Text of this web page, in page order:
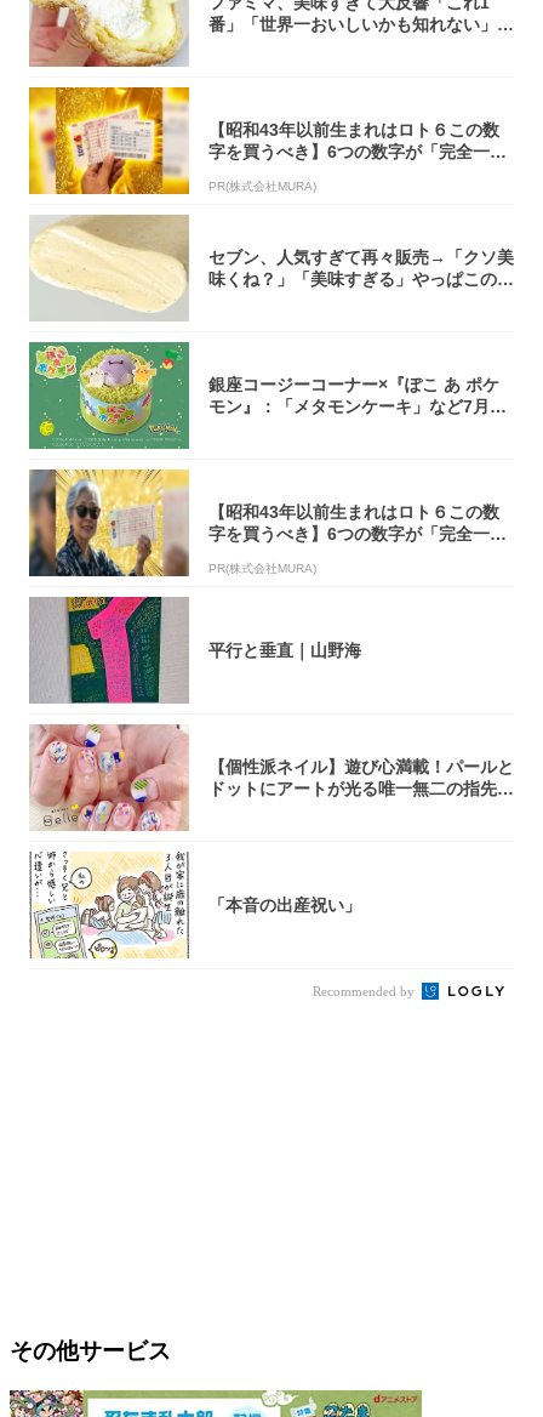
番」「世界一おいしいかも知れない」
【昭和43年以前生まれはロト６この数
字を買うべき】6つの数字が「完全一
PR(株式会社MURA)
セブン、人気すぎて再々販売→「クソ美
味くね？」「美味すぎる」やっぱこのク
銀座コージーコーナー×『ぽこ あ ポケ
モン』：「メタモンケーキ」など7月31
【昭和43年以前生まれはロト６この数
字を買うべき】6つの数字が「完全一
PR(株式会社MURA)
平行と垂直｜山野海
【個性派ネイル】遊び心満載！パールと
ドットにアートが光る唯一無二の指先が
「本音の出産祝い」
Recommended by
その他サービス